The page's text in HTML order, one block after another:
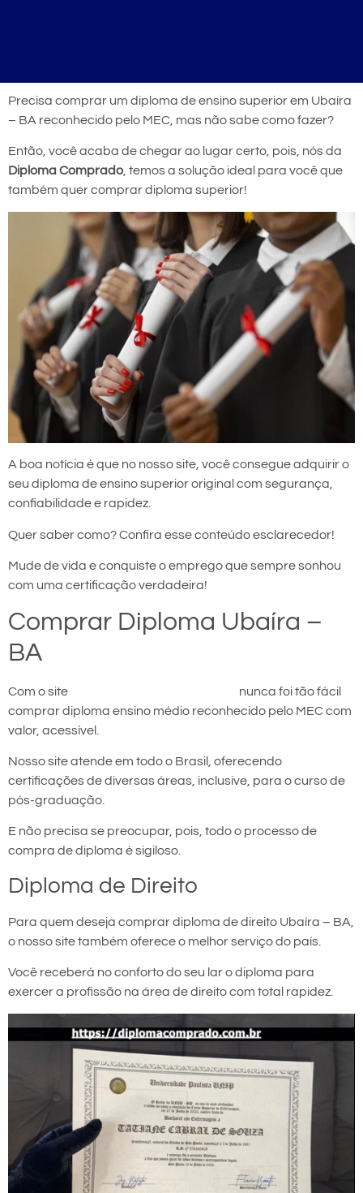
Precisa comprar um diploma de ensino superior em Ubaíra
– BA reconhecido pelo MEC, mas não sabe como fazer?
Então, você acaba de chegar ao lugar certo, pois, nós da
Diploma Comprado, temos a solução ideal para você que
também quer comprar diploma superior!
A boa notícia é que no nosso site, você consegue adquirir o
seu diploma de ensino superior original com segurança,
confiabilidade e rapidez.
Quer saber como? Confira esse conteúdo esclarecedor!
Mude de vida e conquiste o emprego que sempre sonhou
com uma certificação verdadeira!
Comprar Diploma Ubaíra –
BA
Com o site
nunca foi tão fácil
comprar diploma ensino médio reconhecido pelo MEC com
valor, acessível.
Nosso site atende em todo o Brasil, oferecendo
certificações de diversas áreas, inclusive, para o curso de
pós-graduação.
E não precisa se preocupar, pois, todo o processo de
compra de diploma é sigiloso.
Diploma de Direito
Para quem deseja comprar diploma de direito Ubaíra – BA,
o nosso site também oferece o melhor serviço do país.
Você receberá no conforto do seu lar o diploma para
exercer a profissão na área de direito com total rapidez.